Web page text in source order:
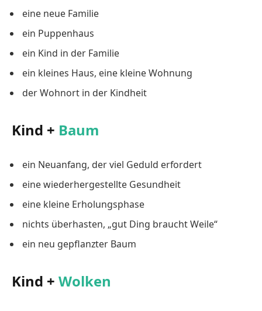
eine neue Familie
ein Puppenhaus
ein Kind in der Familie
ein kleines Haus, eine kleine Wohnung
der Wohnort in der Kindheit
Kind + Baum
ein Neuanfang, der viel Geduld erfordert
eine wiederhergestellte Gesundheit
eine kleine Erholungsphase
nichts überhasten, „gut Ding braucht Weile“
ein neu gepflanzter Baum
Kind + Wolken